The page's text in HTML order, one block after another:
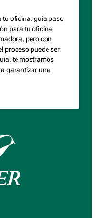
tu oficina: guía paso
para tu oficina
pero con
proceso puede ser
te mostramos
garantizar una